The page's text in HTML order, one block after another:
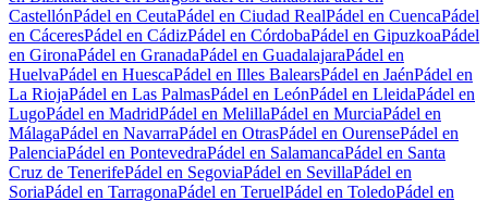
CastellónPádel en CeutaPádel en Ciudad RealPádel en CuencaPádel
en CáceresPádel en CádizPádel en CórdobaPádel en GipuzkoaPádel
en GironaPádel en GranadaPádel en GuadalajaraPádel en
HuelvaPádel en HuescaPádel en Illes BalearsPádel en JaénPádel en
La RiojaPádel en Las PalmasPádel en LeónPádel en LleidaPádel en
LugoPádel en MadridPádel en MelillaPádel en MurciaPádel en
MálagaPádel en NavarraPádel en OtrasPádel en OurensePádel en
PalenciaPádel en PontevedraPádel en SalamancaPádel en Santa
Cruz de TenerifePádel en SegoviaPádel en SevillaPádel en
SoriaPádel en TarragonaPádel en TeruelPádel en ToledoPádel en